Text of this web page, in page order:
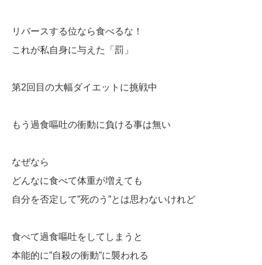
リバースする位なら食べるな！
これが私自身に与えた「罰」
第2回目の大幅ダイエットに挑戦中
もう過食嘔吐の衝動に負ける事は無い
なぜなら
どんなに食べて体重が増えても
自分を否定して”死のう”とは思わないけれど
食べて過食嘔吐をしてしまうと
本能的に”自殺の衝動”に襲われる